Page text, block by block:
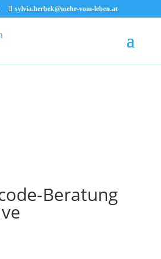
Content Skip To Footer
sylvia.herbek@mehr-vom-leben.at
Beratung